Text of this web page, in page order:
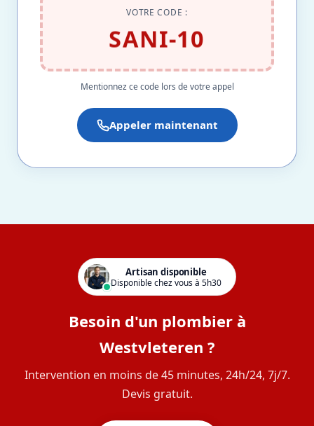
VOTRE CODE :
SANI-10
Mentionnez ce code lors de votre appel
Appeler maintenant
Artisan disponible
Disponible chez vous à 5h30
Besoin d'un plombier à
Westvleteren ?
Intervention en moins de 45 minutes, 24h/24, 7j/7.
Devis gratuit.